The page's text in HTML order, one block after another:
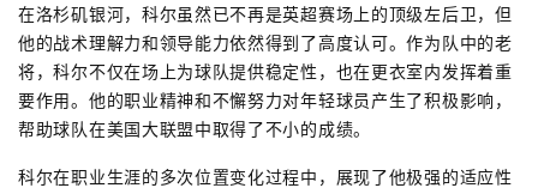
在洛杉矶银河，科尔虽然已不再是英超赛场上的顶级左后卫，但
他的战术理解力和领导能力依然得到了高度认可。作为队中的老
将，科尔不仅在场上为球队提供稳定性，也在更衣室内发挥着重
要作用。他的职业精神和不懈努力对年轻球员产生了积极影响，
帮助球队在美国大联盟中取得了不小的成绩。
科尔在职业生涯的多次位置变化过程中，展现了他极强的适应性